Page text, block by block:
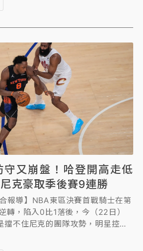
大奇兵。
守又崩盤！哈登開高走低
克豪取季後賽9連勝
報導】NBA東區決賽首戰騎士在第
轉，陷入0比1落後，今（22日）
擋不住尼克的團隊攻勢，明星控衛
）開高走低再度淪為戰犯，場上